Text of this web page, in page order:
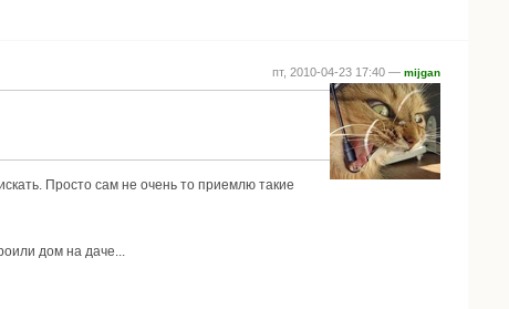
пт, 2010-04-23 17:40 — mijgan
Просто сам не очень то приемлю такие
дом на даче...